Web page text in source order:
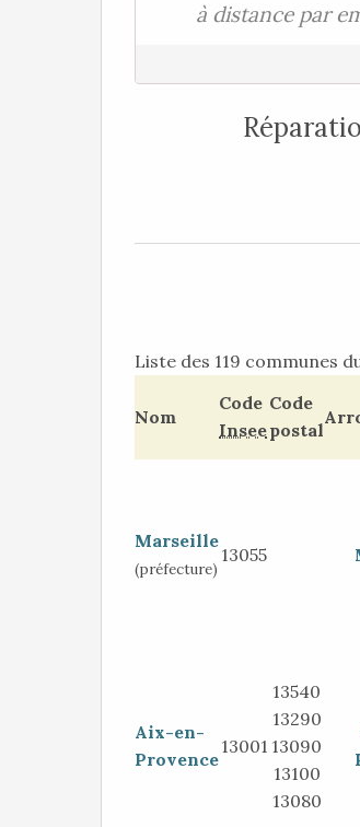
à distance par
Liste des 119 communes
Nom
Code
Insee
Code
postal
Marseille
(préfecture)
13055
Aix-en-
Provence
13001
13540
13290
13090
13100
13080